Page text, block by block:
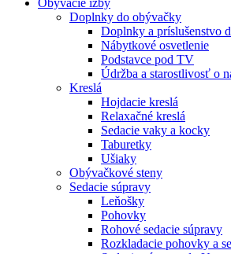
Doplnky do obývačky
Doplnky a príslušenstvo
Nábytkové osvetlenie
Podstavce pod TV
Údržba a starostlivosť o
Kreslá
Hojdacie kreslá
Relaxačné kreslá
Sedacie vaky a kocky
Taburetky
Ušiaky
Obývačkové steny
Sedacie súpravy
Leňošky
Pohovky
Rohové sedacie súpravy
Rozkladacie pohovky a